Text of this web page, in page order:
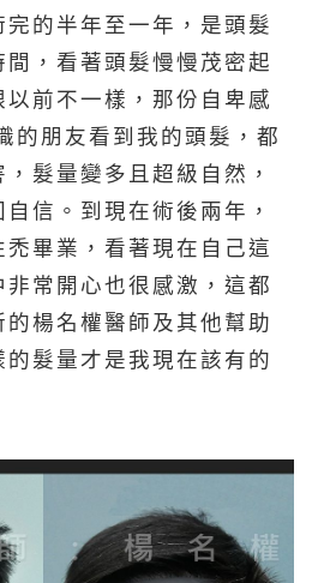
的半年至一年，是頭髮
，看著頭髮慢慢茂密起
前不一樣，那份自卑感
的朋友看到我的頭髮，都
髮量變多且超級自然，
信。到現在術後兩年，
畢業，看著現在自己這
常開心也很感激，這都
楊名權醫師及其他幫助
髮量才是我現在該有的